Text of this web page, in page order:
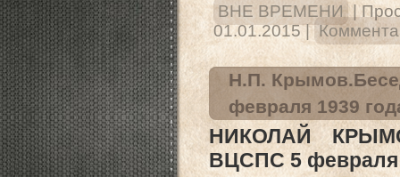
ВНЕ ВРЕМЕНИ |
01.01.2015 |
Н.П.
февраля 1939
НИКОЛАЙ
ВЦСПС 5 февраля